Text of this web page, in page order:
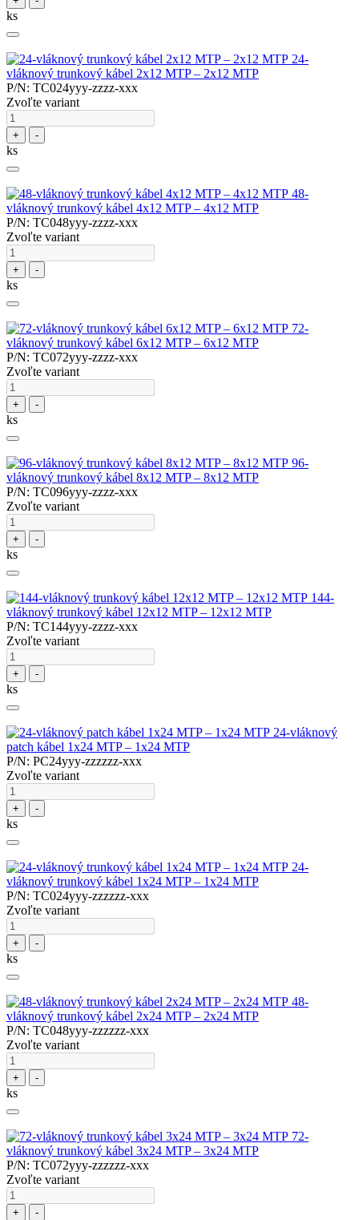
ks
24-
vláknový trunkový kábel 2x12 MTP – 2x12 MTP
P/N: TC024yyy-zzzz-xxx
Zvoľte variant
+ -
ks
48-
vláknový trunkový kábel 4x12 MTP – 4x12 MTP
P/N: TC048yyy-zzzz-xxx
Zvoľte variant
+ -
ks
72-
vláknový trunkový kábel 6x12 MTP – 6x12 MTP
P/N: TC072yyy-zzzz-xxx
Zvoľte variant
+ -
ks
96-
vláknový trunkový kábel 8x12 MTP – 8x12 MTP
P/N: TC096yyy-zzzz-xxx
Zvoľte variant
+ -
ks
144-
vláknový trunkový kábel 12x12 MTP – 12x12 MTP
P/N: TC144yyy-zzzz-xxx
Zvoľte variant
+ -
ks
24-vláknový
patch kábel 1x24 MTP – 1x24 MTP
P/N: PC24yyy-zzzzzz-xxx
Zvoľte variant
+ -
ks
24-
vláknový trunkový kábel 1x24 MTP – 1x24 MTP
P/N: TC024yyy-zzzzzz-xxx
Zvoľte variant
+ -
ks
48-
vláknový trunkový kábel 2x24 MTP – 2x24 MTP
P/N: TC048yyy-zzzzzz-xxx
Zvoľte variant
+ -
ks
72-
vláknový trunkový kábel 3x24 MTP – 3x24 MTP
P/N: TC072yyy-zzzzzz-xxx
Zvoľte variant
+ -